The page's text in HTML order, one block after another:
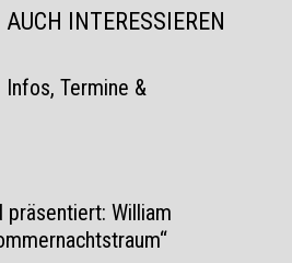
INTERESSIEREN
Termine &
William